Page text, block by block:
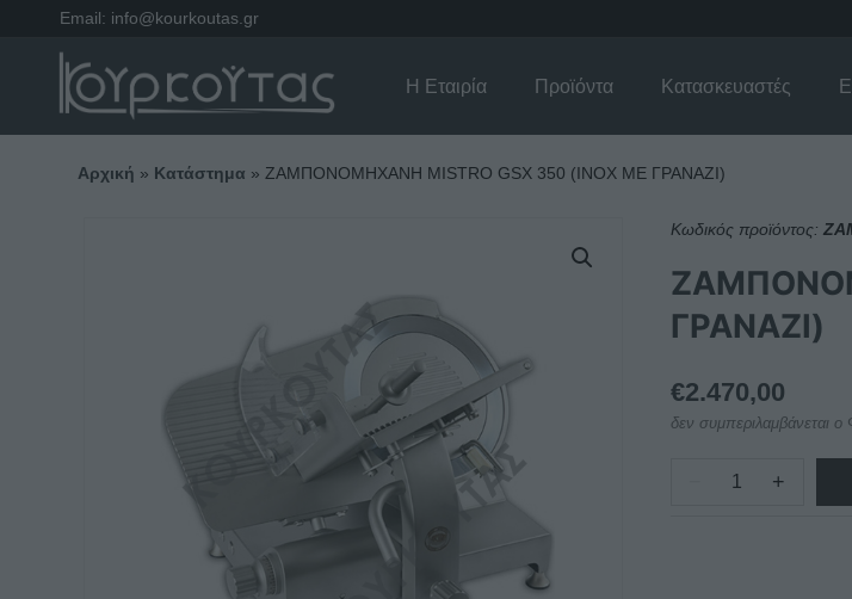
Email: info@kourkoutas.gr
Η Εταιρία Προϊόντα Κατασκευαστές
Αρχική » Κατάστημα » ΖΑΜΠΟΝΟΜΗΧΑΝΗ MISTRO GSX 350 (INOX ΜΕ ΓΡΑΝΑΖΙ)
Κωδικός προϊόντος:
ΓΡΑΝΑΖΙ)
€2.470,00
δεν συμπεριλαμβάνεται
ΖΑΜΠΟΝΟΜΗΧΑΝΗ
+